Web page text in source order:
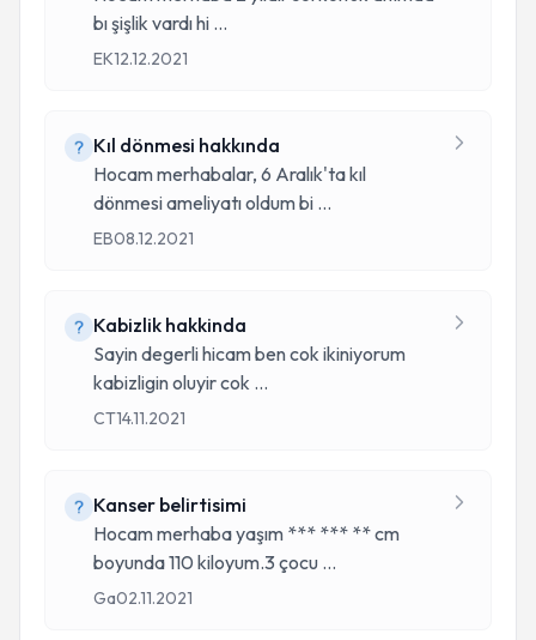
bı şişlik vardı hi ...
EK12.12.2021
Kıl dönmesi hakkında
Hocam merhabalar, 6 Aralık'ta kıl
dönmesi ameliyatı oldum bi ...
EB08.12.2021
Kabizlik hakkinda
Sayin degerli hicam ben cok ikiniyorum
kabizligin oluyir cok ...
CT14.11.2021
Kanser belirtisimi
Hocam merhaba yaşım *** *** ** cm
boyunda 110 kiloyum.3 çocu ...
Ga02.11.2021